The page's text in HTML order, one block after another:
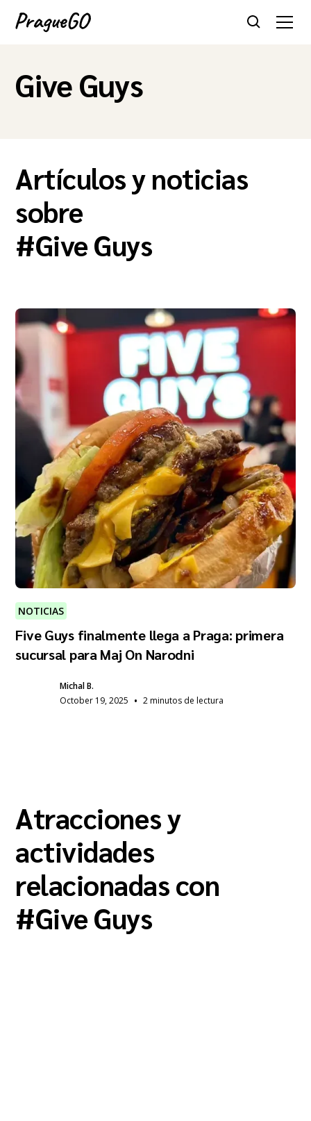
Give Guys
Artículos y noticias
sobre
#Give Guys
NOTICIAS
Five Guys finalmente llega a Praga: primera
sucursal para Maj On Narodni
Michal B.
October 19, 2025 • 2 minutos de lectura
Atracciones y
actividades
relacionadas con
#Give Guys